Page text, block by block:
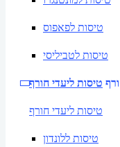
טיסות לפאפוס
טיסות לטביליסי
טיסות ליעדי חורף
טיסות ליעדי חורף
טיסות ללונדון